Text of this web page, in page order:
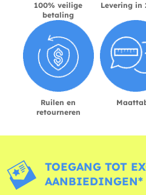
100% veilige
betaling
Levering in
Ruilen en
retourneren
TOEGANG TOT
AANBIEDINGEN*